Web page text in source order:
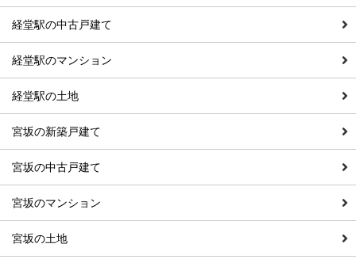
経堂駅の中古戸建て
経堂駅のマンション
経堂駅の土地
宮坂の新築戸建て
宮坂の中古戸建て
宮坂のマンション
宮坂の土地